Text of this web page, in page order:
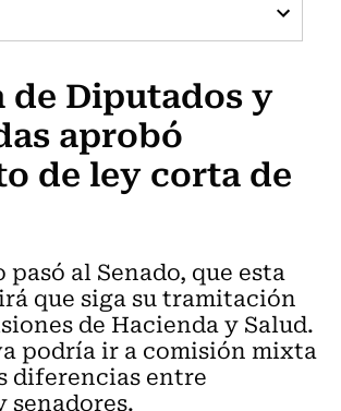
y TV Usach
de Diputados y
aprobó
de ley corta de
al Senado, que esta
que siga su tramitación
de Hacienda y Salud.
podría ir a comisión mixta
diferencias entre
senadores.